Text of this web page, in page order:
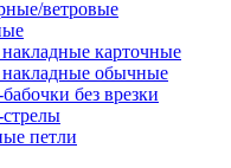
ветровые
карточные
обычные
без врезки
петли